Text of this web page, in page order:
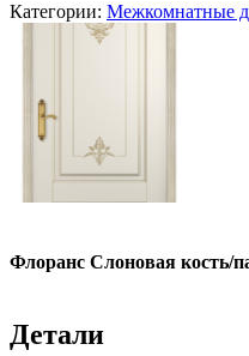
Категории: Межкомнатные
Флоранс Слоновая кость/
Детали